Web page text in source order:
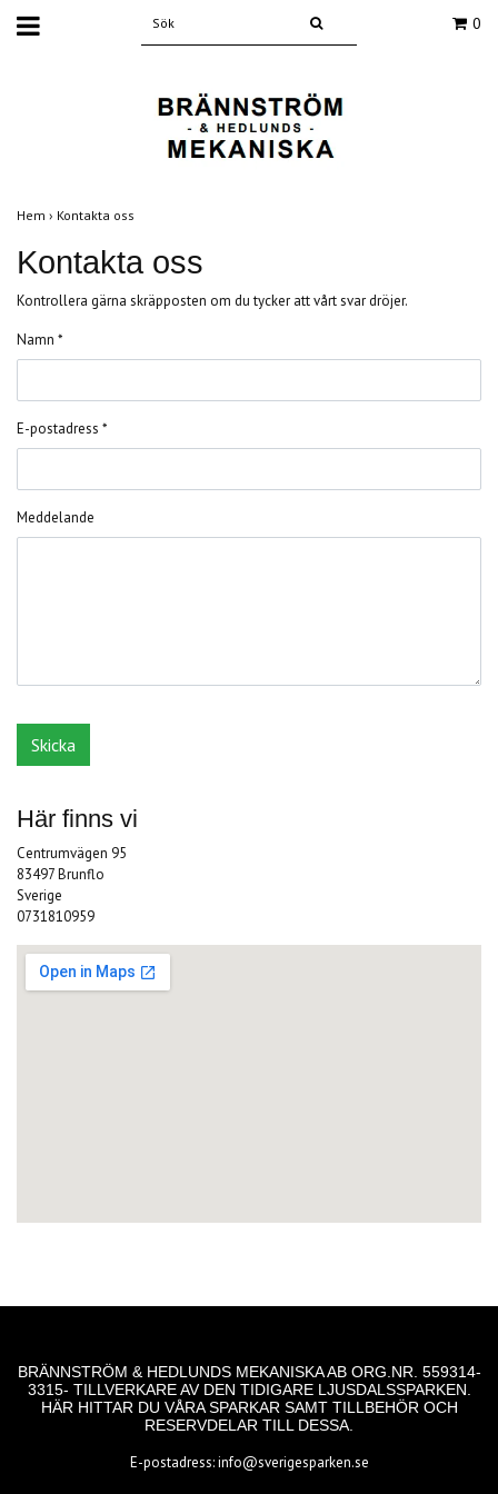
0
Hem › Kontakta oss
Kontakta oss
Kontrollera gärna skräpposten om du tycker att vårt svar dröjer.
Namn *
E-postadress *
Meddelande
Här finns vi
Centrumvägen 95
83497 Brunflo
Sverige
0731810959
BRÄNNSTRÖM & HEDLUNDS MEKANISKA AB ORG.NR. 559314-
3315- TILLVERKARE AV DEN TIDIGARE LJUSDALSSPARKEN.
HÄR HITTAR DU VÅRA SPARKAR SAMT TILLBEHÖR OCH
RESERVDELAR TILL DESSA.
E-postadress:info@sverigesparken.se